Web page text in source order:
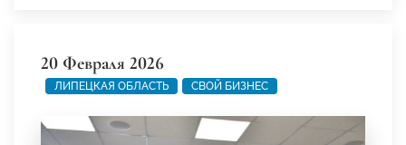
20 Февраля 2026
ЛИПЕЦКАЯ ОБЛАСТЬ СВОЙ БИЗНЕС